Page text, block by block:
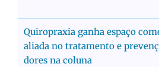
Quiropraxia ganha espaço
aliada no tratamento e
dores na coluna